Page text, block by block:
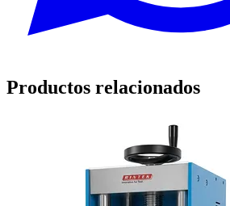
Productos relacionados